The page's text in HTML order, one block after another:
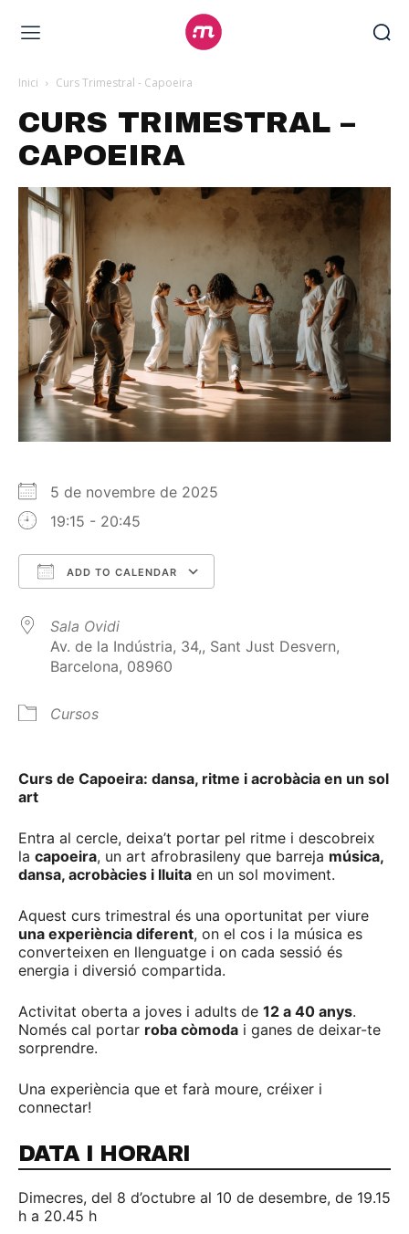
Inici Curs Trimestral - Capoeira
CURS TRIMESTRAL –
CAPOEIRA
5 de novembre de 2025
19:15 - 20:45
ADD TO CALENDAR
Sala Ovidi
Av. de la Indústria, 34,, Sant Just Desvern,
Barcelona, 08960
Cursos
Curs de Capoeira: dansa, ritme i acrobàcia en un sol
art
Entra al cercle, deixa’t portar pel ritme i descobreix
la capoeira, un art afrobrasileny que barreja música,
dansa, acrobàcies i lluita en un sol moviment.
Aquest curs trimestral és una oportunitat per viure
una experiència diferent, on el cos i la música es
converteixen en llenguatge i on cada sessió és
energia i diversió compartida.
Activitat oberta a joves i adults de 12 a 40 anys.
Només cal portar roba còmoda i ganes de deixar-te
sorprendre.
Una experiència que et farà moure, créixer i
connectar!
DATA I HORARI
Dimecres, del 8 d’octubre al 10 de desembre, de 19.15
h a 20.45 h